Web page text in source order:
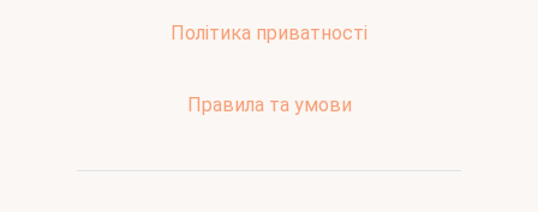
Політика приватності
Правила та умови